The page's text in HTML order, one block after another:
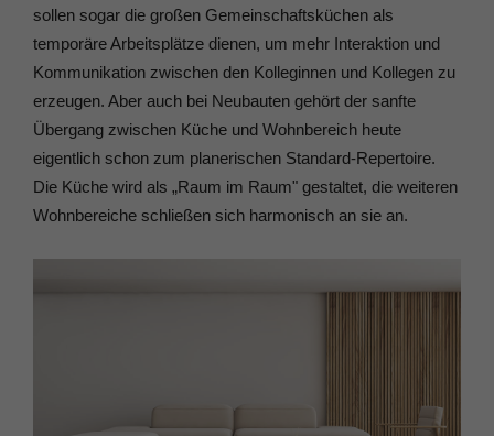
sollen sogar die großen Gemeinschaftsküchen als
temporäre Arbeitsplätze dienen, um mehr Interaktion und
Kommunikation zwischen den Kolleginnen und Kollegen zu
erzeugen. Aber auch bei Neubauten gehört der sanfte
Übergang zwischen Küche und Wohnbereich heute
eigentlich schon zum planerischen Standard-Repertoire.
Die Küche wird als „Raum im Raum" gestaltet, die weiteren
Wohnbereiche schließen sich harmonisch an sie an.